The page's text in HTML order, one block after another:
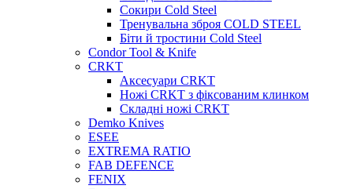
Сокири Cold Steel
Тренувальна зброя COLD STEEL
Біти й тростини Cold Steel
Condor Tool & Knife
CRKT
Аксесуари CRKT
Ножі CRKT з фіксованим клинком
Складні ножі CRKT
Demko Knives
ESEE
EXTREMA RATIO
FAB DEFENCE
FENIX